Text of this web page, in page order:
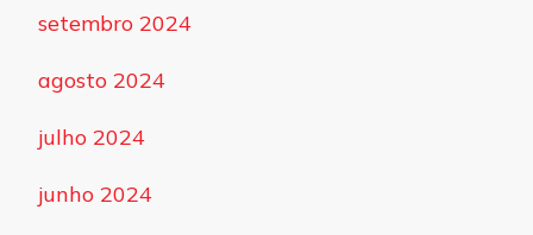
setembro 2024
agosto 2024
julho 2024
junho 2024